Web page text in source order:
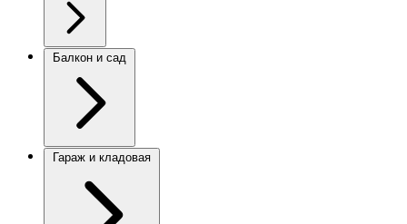
Балкон и сад
Гараж и кладовая